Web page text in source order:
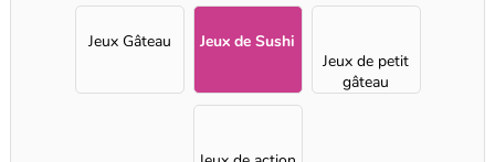
Jeux Gâteau
Jeux de Sushi
Jeux de petit
gâteau